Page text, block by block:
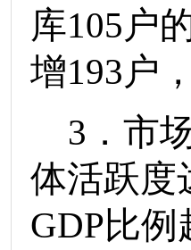
库105 户
增193 户
3 ． 市
体活跃度
GDP比例